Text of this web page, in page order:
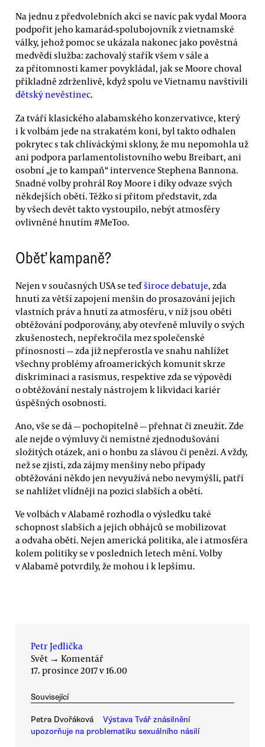
Na jednu z předvolebních akcí se navíc pak vydal Moora
podpořit jeho kamarád-spolubojovník z vietnamské
války, jehož pomoc se ukázala nakonec jako pověstná
medvědí služba: zachovalý stařík všem v sále a
za přítomnosti kamer povykládal, jak se Moore choval
příkladně zdrženlivě, když spolu ve Vietnamu navštívili
dětský nevěstinec.
Za tváří klasického alabamského konzervativce, který
i k volbám jede na strakatém koni, byl takto odhalen
pokrytec s tak chlíváckými sklony, že mu nepomohla už
ani podpora parlamentolistovního webu Breibart, ani
osobní „je to kampaň“ intervence Stephena Bannona.
Snadné volby prohrál Roy Moore i díky odvaze svých
někdejších obětí. Těžko si přitom představit, zda
by všech devět takto vystoupilo, nebýt atmosféry
ovlivněné hnutím #MeToo.
Oběť kampaně?
Nejen v současných USA se teďširoce debatuje, zda
hnutí za větší zapojení menšin do prosazování jejich
vlastních práv a hnutí za atmosféru, v níž jsou oběti
obtěžování podporovány, aby otevřeně mluvily o svých
zkušenostech, nepřekročila mez společenské
přínosnosti — zda již nepřerostla ve snahu nahlížet
všechny problémy afroamerických komunit skrze
diskriminaci a rasismus, respektive zda se výpovědi
o obtěžování nestaly nástrojem k likvidaci kariér
úspěšných osobností.
Ano, vše se dá — pochopitelně — přehnat či zneužít. Zde
ale nejde o výmluvy či nemístné zjednodušování
složitých otázek, ani o honbu za slávou či penězi. A vždy,
než se zjistí, zda zájmy menšiny nebo případy
obtěžování někdo jen nevyužívá nebo nevymýšlí, patří
se nahlížet vlídněji na pozici slabších a obětí.
Ve volbách v Alabamě rozhodla o výsledku také
schopnost slabších a jejich obhájců se mobilizovat
a odvaha obětí. Nejen americká politika, ale i atmosféra
kolem politiky se v posledních letech mění. Volby
v Alabamě potvrdily, že mohou i k lepšímu.
Petr Jedlička
Svět → Komentář
17. prosince 2017 v 16.00
Související
Petra Dvořáková
Výstava Tvář znásilnění
upozorňuje na problematiku sexuálního násilí